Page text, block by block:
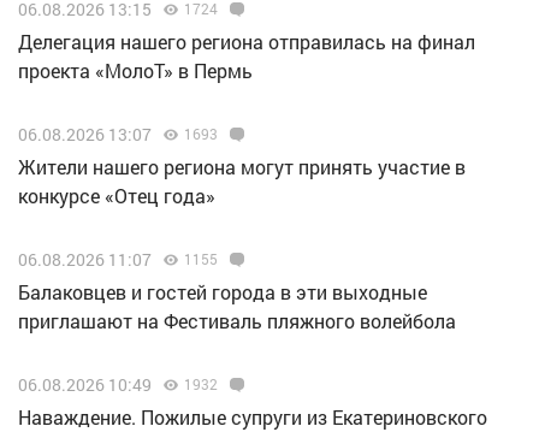
06.08.2026 13:15 1724
Делегация нашего региона отправилась на финал
проекта «МолоТ» в Пермь
06.08.2026 13:07 1693
Жители нашего региона могут принять участие в
конкурсе «Отец года»
06.08.2026 11:07 1155
Балаковцев и гостей города в эти выходные
приглашают на Фестиваль пляжного волейбола
06.08.2026 10:49 1932
Наваждение. Пожилые супруги из Екатериновского